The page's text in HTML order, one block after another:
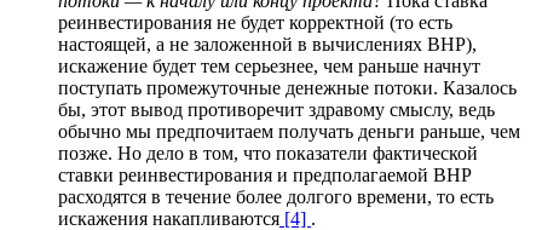
реинвестирования не будет корректной (то есть
настоящей, а не заложенной в вычислениях ВНР),
искажение будет тем серьезнее, чем раньше начнут
поступать промежуточные денежные потоки. Казалось
бы, этот вывод противоречит здравому смыслу, ведь
обычно мы предпочитаем получать деньги раньше, чем
позже. Но дело в том, что показатели фактической
ставки реинвестирования и предполагаемой ВНР
расходятся в течение более долгого времени, то есть
искажения накапливаются [4] .